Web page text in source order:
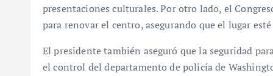
presentaciones culturales. Por otro lado, el
para renovar el centro, asegurando que el lugar
El presidente también aseguró que la seguridad
el control del departamento de policía de